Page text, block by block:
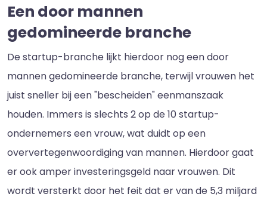
Een door mannen
gedomineerde branche
De startup-branche lijkt hierdoor nog een door
mannen gedomineerde branche, terwijl vrouwen het
juist sneller bij een "bescheiden" eenmanszaak
houden. Immers is slechts 2 op de 10 startup-
ondernemers een vrouw, wat duidt op een
oververtegenwoordiging van mannen. Hierdoor gaat
er ook amper investeringsgeld naar vrouwen. Dit
wordt versterkt door het feit dat er van de 5,3 miljard